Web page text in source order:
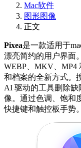
Mac软件
图形图像
正文
Pixea是一款适用于
漂亮简约的用户界面
WEBP、MKV、MP4
和档案的全新方式。
AI 驱动的工具删除
像。通过色调、饱和
快捷键和触控板手势。